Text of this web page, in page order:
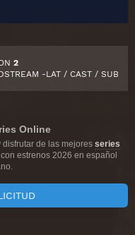
2
-LAT / CAST / SUB
Online
de las mejores series
estrenos 2026 en español